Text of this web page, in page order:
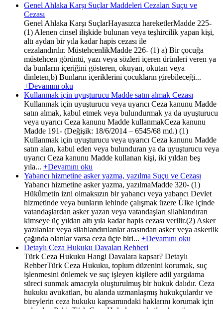
Genel Ahlaka Karşı Suçlar Maddeleri Cezaları Suçu ve
Cezası
Genel Ahlaka Karşı SuçlarHayasızca hareketlerMadde 225-
(1) Alenen cinsel ilişkide bulunan veya teşhircilik yapan kişi,
altı aydan bir yıla kadar hapis cezası ile
cezalandırılır. MüstehcenlikMadde 226- (1) a) Bir çocuğa
müstehcen görüntü, yazı veya sözleri içeren ürünleri veren ya
da bunların içeriğini gösteren, okuyan, okutan veya
dinleten,b) Bunların içeriklerini çocukların girebileceği...
+Devamını oku
Kullanmak için uyuşturucu Madde satın almak Cezası
Kullanmak için uyuşturucu veya uyarıcı Ceza kanunu Madde
satın almak, kabul etmek veya bulundurmak ya da uyuşturucu
veya uyarıcı Ceza kanunu Madde kullanmakCeza kanunu
Madde 191- (Değişik: 18/6/2014 – 6545/68 md.) (1)
Kullanmak için uyuşturucu veya uyarıcı Ceza kanunu Madde
satın alan, kabul eden veya bulunduran ya da uyuşturucu veya
uyarıcı Ceza kanunu Madde kullanan kişi, iki yıldan beş
yıla... +Devamını oku
Yabancı hizmetine asker yazma, yazılma Suçu ve Cezası
Yabancı hizmetine asker yazma, yazılmaMadde 320- (1)
Hükûmetin izni olmaksızın bir yabancı veya yabancı Devlet
hizmetinde veya bunların lehinde çalışmak üzere Ülke içinde
vatandaşlardan asker yazan veya vatandaşları silahlandıran
kimseye üç yıldan altı yıla kadar hapis cezası verilir.(2) Asker
yazılanlar veya silahlandırılanlar arasından asker veya askerlik
çağında olanlar varsa ceza üçte biri... +Devamını oku
Detaylı Ceza Hukuku Davaları Rehberi
Türk Ceza Hukuku Hangi Davalara kapsar? Detaylı
RehberTürk Ceza Hukuku, toplum düzenini korumak, suç
işlenmesini önlemek ve suç işleyen kişilere adil yargılama
süreci sunmak amacıyla oluşturulmuş bir hukuk dalıdır. Ceza
hukuku avukatları, bu alanda uzmanlaşmış hukukçulardır ve
bireylerin ceza hukuku kapsamındaki haklarını korumak için